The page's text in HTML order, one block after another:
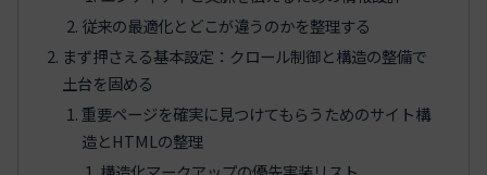
従来の最適化とどこが違うのかを整理する
まず押さえる基本設定：クロール制御と構造の整備で
土台を固める
重要ページを確実に見つけてもらうためのサイト構
造とHTMLの整理